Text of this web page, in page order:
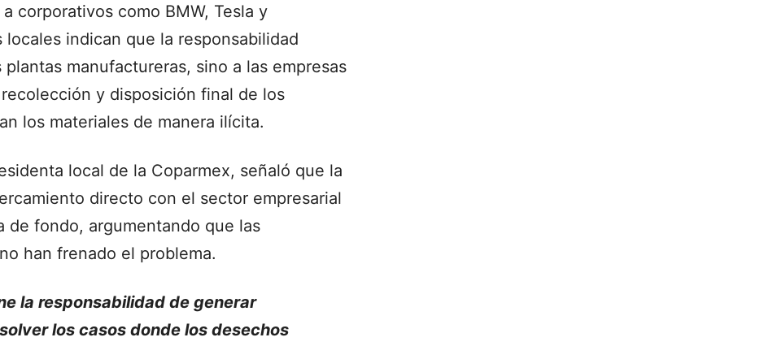
corporativos como BMW, Tesla y
indican que la responsabilidad
manufactureras, sino a las empresas
y disposición final de los
los materiales de manera ilícita.
local de la Coparmex, señaló que la
directo con el sector empresarial
de fondo, argumentando que las
han frenado el problema.
la responsabilidad de generar
los casos donde los desechos